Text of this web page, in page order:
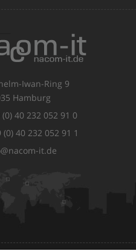
Iwan-Ring 9
Hamburg
(0) 40 232 052 91 0
(0) 40 232 052 91 1
it.de